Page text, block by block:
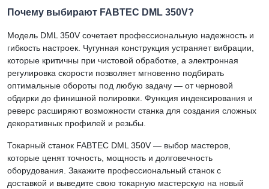
Почему выбирают FABTEC DML 350V?
Модель DML 350V сочетает профессиональную надежность и
гибкость настроек. Чугунная конструкция устраняет вибрации,
которые критичны при чистовой обработке, а электронная
регулировка скорости позволяет мгновенно подбирать
оптимальные обороты под любую задачу — от черновой
обдирки до финишной полировки. Функция индексирования и
реверс расширяют возможности станка для создания сложных
декоративных профилей и резьбы.
Токарный станок FABTEC DML 350V — выбор мастеров,
которые ценят точность, мощность и долговечность
оборудования. Закажите профессиональный станок с
доставкой и выведите свою токарную мастерскую на новый